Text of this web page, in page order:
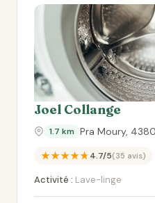
Joel Collange
1.7 km Pra Moury,
★★★★★4.7/5(35 avis)
Activité : Lave-linge